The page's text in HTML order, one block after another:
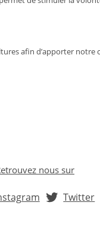
afin d’apporter
nous sur
Twitter